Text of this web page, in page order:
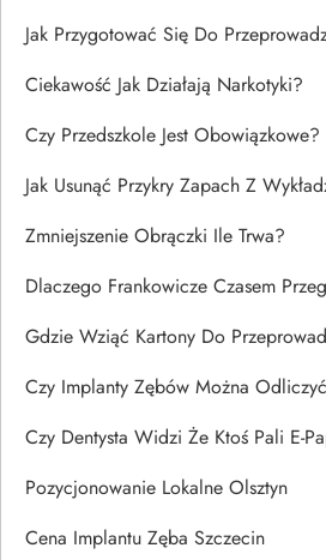
Jak Przygotować Się Do
Ciekawość Jak Działają Narkotyki?
Czy Przedszkole Jest Obowiązkowe?
Jak Usunąć Przykry Zapach Z
Zmniejszenie Obrączki Ile Trwa?
Dlaczego Frankowicze Czasem
Gdzie Wziąć Kartony Do
Czy Implanty Zębów Można
Czy Dentysta Widzi Że Ktoś Pali E-
Pozycjonowanie Lokalne Olsztyn
Cena Implantu Zęba Szczecin